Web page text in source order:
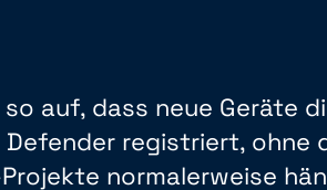
auf, dass neue Geräte
registriert, ohne
normalerweise